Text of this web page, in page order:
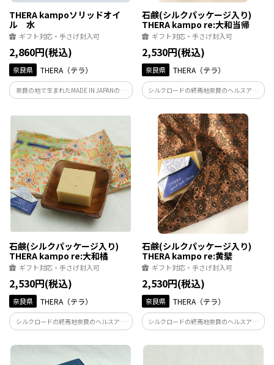
THERA kampoソリッドオイ
ル 水
ギフト対応・手さげ封入可
2,860円(税込)
奈良県 THERA（テラ）
奈良の地で生まれたMADE IN JAPANのヘ
ルスアンドビューティーブランド
ルチバーム。手肌の保湿、ネイルケア、ヘ
アケアに。
石鹸(シルクパッケージ入り)
THERA kampo re:大和当帰
ギフト対応・手さげ封入可
2,530円(税込)
奈良県 THERA（テラ）
シルクロードの終焉地奈良のヘルスアン
ドビューティーブランド【THERA(テラ)】
から、100%天然・和漢成分でつくった石
鹸。シルクのパッケージはギフトにも。
石鹸(シルクパッケージ入り)
THERA kampo re:大和橘
ギフト対応・手さげ封入可
2,530円(税込)
奈良県 THERA（テラ）
シルクロードの終焉地奈良のヘルスアン
ドビューティーブランド【THERA(テラ)】
から、100%天然・和漢成分でつくった石
石鹸(シルクパッケージ入り)
THERA kampo re:黄檗
ギフト対応・手さげ封入可
2,530円(税込)
奈良県 THERA（テラ）
シルクロードの終焉地奈良のヘルスアン
ドビューティーブランド【THERA(テラ)】
から、100%天然・和漢成分でつくった石